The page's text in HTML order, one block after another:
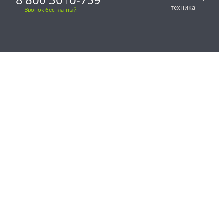
Звонок бесплатный
техника